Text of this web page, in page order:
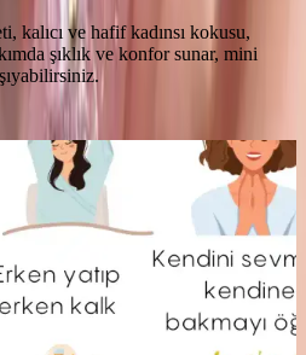
kalıcı ve hafif kadınsı kokusu,
şıklık ve konfor sunar, mini